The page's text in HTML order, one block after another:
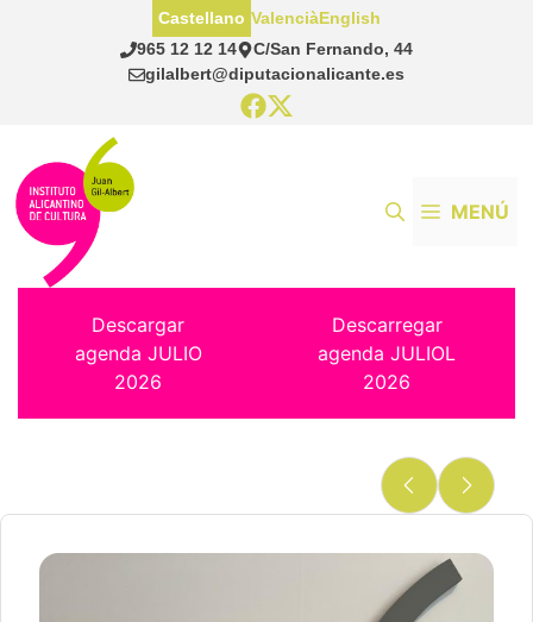
965 12 12 14
C/San Fernando, 44
gilalbert@diputacionalicante.es
Castellano ValenciàEnglish
MENÚ
Descargar
agenda JULIO
2026
Descarregar
agenda JULIOL
2026